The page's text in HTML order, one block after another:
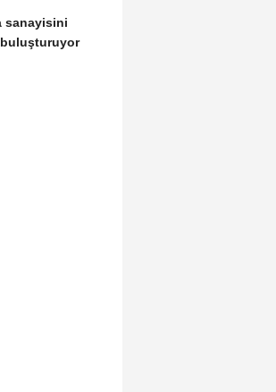
sanayisini